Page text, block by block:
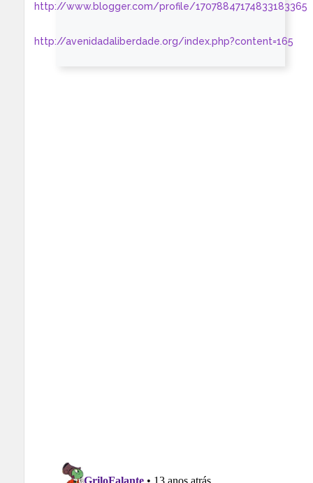
http://www.blogger.com/profile/17078847174833183365
http://avenidadaliberdade.org/index.php?content=165